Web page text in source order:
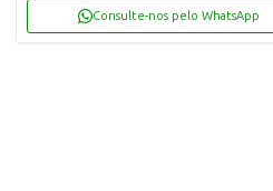
Consulte-nos pelo WhatsApp